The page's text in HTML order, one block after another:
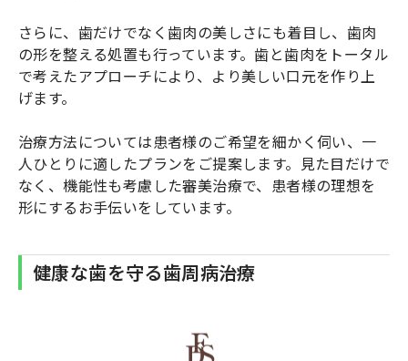
さらに、歯だけでなく歯肉の美しさにも着目し、歯肉
の形を整える処置も行っています。歯と歯肉をトータル
で考えたアプローチにより、より美しい口元を作り上
げます。
治療方法については患者様のご希望を細かく伺い、一
人ひとりに適したプランをご提案します。見た目だけで
なく、機能性も考慮した審美治療で、患者様の理想を
形にするお手伝いをしています。
健康な歯を守る歯周病治療